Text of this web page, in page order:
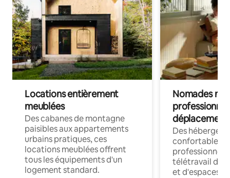
Locations entièrement
meublées
Des cabanes de montagne
paisibles aux appartements
urbains pratiques, ces
locations meublées offrent
tous les équipements d'un
logement standard.
Nomades
déplacement
Des
confortables
professionnels
télétravail
et d'espaces